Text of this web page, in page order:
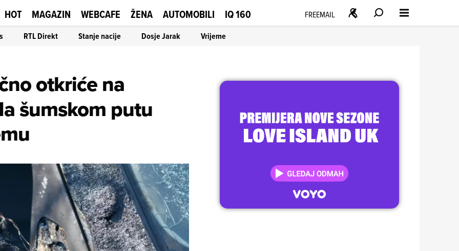
HOT MAGAZIN WEBCAFE ŽENA AUTOMOBILI IQ 160 FREEMAIL
RTL Direkt Stanje nacije Dosje Jarak Vrijeme
otkriće na
šumskom putu